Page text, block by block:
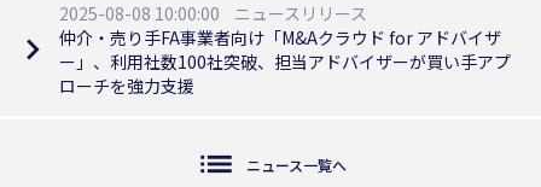
list ニュース一覧へ
navigate_next
2025-08-08 10:00:00
ニュースリリース
仲介・売り手FA事業者向け「M&Aクラウド for アドバイザ
ー」、利用社数100社突破、担当アドバイザーが買い手アプ
ローチを強力支援